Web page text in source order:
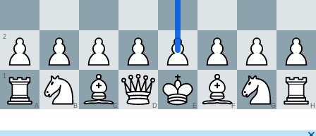
1
2
A B C D E F G H